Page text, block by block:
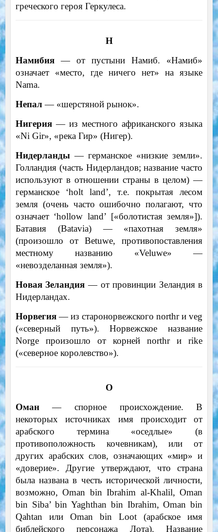
греческого героя Геркулеса.
Н
Намибия— от пустыни Намиб. «Намиб»
означает «место, где ничего нет» на языке
Nama.
Непал— «шерстяной рынок».
Нигерия— из местного африканского языка
«Ni Gir», «река Гир» (Нигер).
Нидерланды— германское «низкие земли».
Голландия (часть Нидерландов; название часто
используют в отношении страны в целом) —
германское ‘holt land’, т.е. покрытая лесом
земля (очень часто ошибочно полагают, что
означает ‘hollow land’ [«болотистая земля»]).
Батавия (Batavia) — «пахотная земля»
(произошло от Betuwe, противопоставления
местному названию «Veluwe» —
«невозделанная земля»).
Новая Зеландия — от провинции Зеландия в
Нидерландах.
Норвегия— из старонорвежского northr и veg
(«северный путь»). Норвежское название
Norge произошло от корней northr и rike
(«северное королевство»).
О
Оман— спорное происхождение. В
некоторых источниках имя происходит от
арабского термина «оседлые» (в
противоположность кочевникам), или от
других арабских слов, означающих «мир» и
«доверие». Другие утверждают, что страна
была названа в честь исторической личности,
возможно, Oman bin Ibrahim al-Khalil, Oman
bin Siba’ bin Yaghthan bin Ibrahim, Oman bin
Qahtan или Oman bin Loot (арабское имя
библейского персонажа Лота). Название